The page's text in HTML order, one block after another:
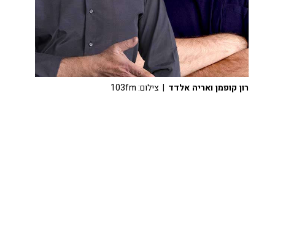
רון קופמן ואריה אלדד | צילום: 103fm